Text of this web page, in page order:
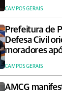
CAMPOS GERAIS
Prefeitura de
Defesa Civil
moradores
CAMPOS GERAIS
AMCG